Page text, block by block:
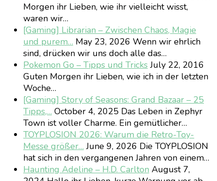
Morgen ihr Lieben, wie ihr vielleicht wisst,
waren wir…
[Gaming] Librarian – Zwischen Chaos, Magie
und purem… May 23, 2026 Wenn wir ehrlich
sind, drücken wir uns doch alle das…
Pokemon Go – Tipps und TricksJuly 22, 2016
Guten Morgen ihr Lieben, wie ich in der letzten
Woche…
[Gaming] Story of Seasons: Grand Bazaar – 25
Tipps,… October 4, 2025 Das Leben in Zephyr
Town ist voller Charme. Ein gemütlicher…
TOYPLOSION 2026: Warum die Retro-Toy-
Messe größer… June 9, 2026 Die TOYPLOSION
hat sich in den vergangenen Jahren von einem…
Haunting Adeline – H.D. Carlton August 7,